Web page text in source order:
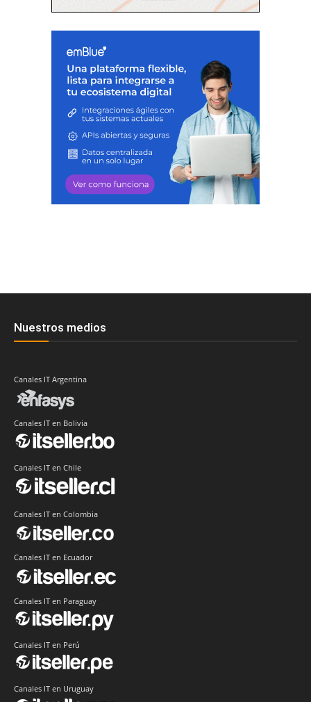
Nuestros medios
Canales IT Argentina
Canales IT en Bolivia
Canales IT en Chile
Canales IT en Colombia
Canales IT en Ecuador
Canales IT en Paraguay
Canales IT en Perú
Canales IT en Uruguay